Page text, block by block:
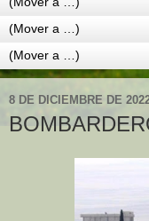
8 DE DICIEMBRE DE